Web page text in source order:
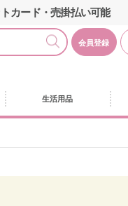
カード・売掛払い可能
会員登録
生活用品